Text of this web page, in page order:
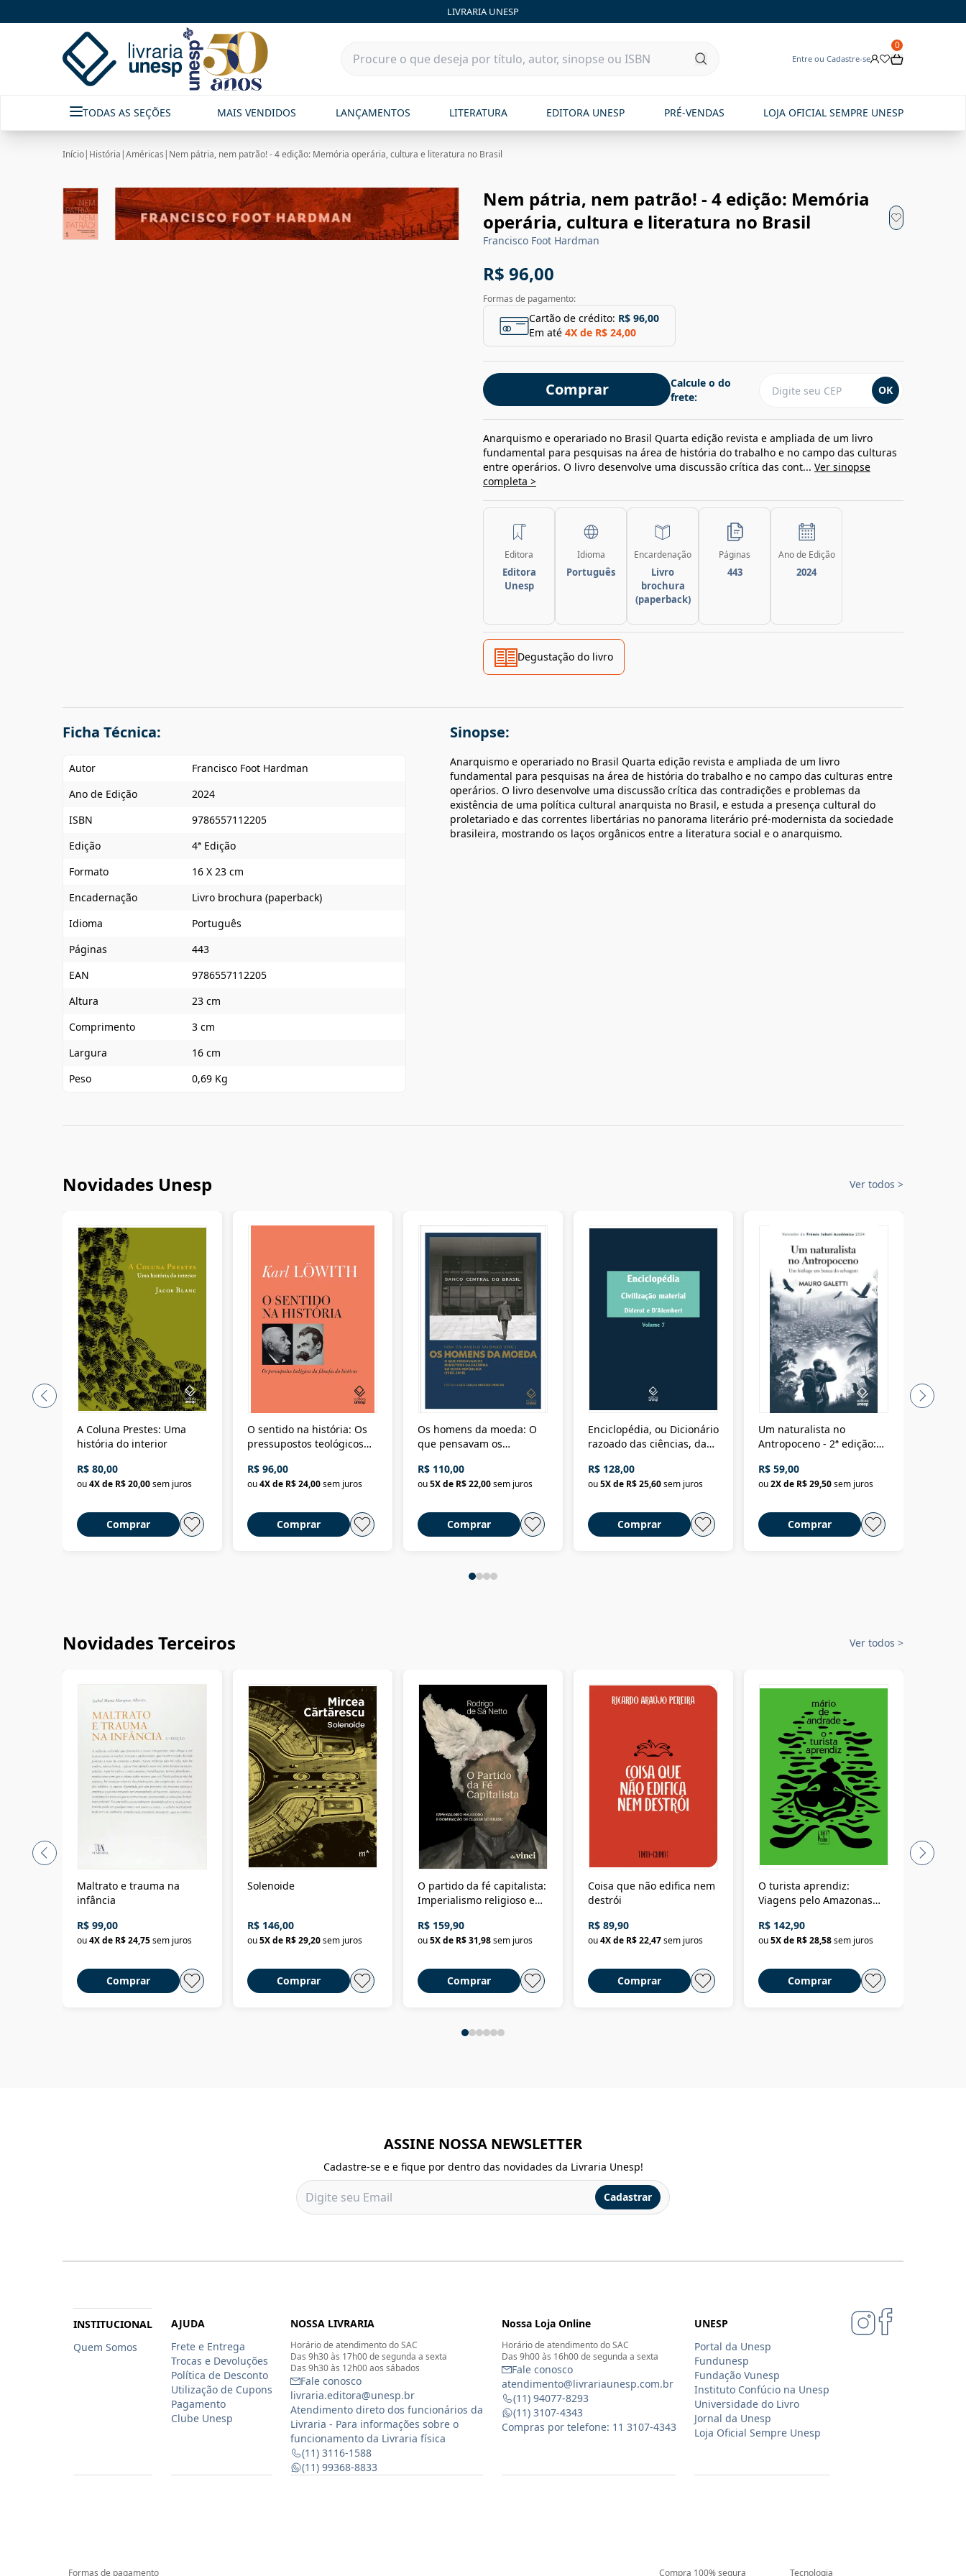
LIVRARIA UNESP
Entre ou Cadastre-se
0
TODAS AS SEÇÕES MAIS VENDIDOS LANÇAMENTOS LITERATURA EDITORA UNESP PRÉ-VENDAS LOJA OFICIAL SEMPRE UNESP
Início| História |Américas | Nem pátria, nem patrão! - 4 edição: Memória operária, cultura e literatura no Brasil
Nem pátria, nem patrão! - 4 edição: Memória
operária, cultura e literatura no Brasil
Francisco Foot Hardman
R$ 96,00
Formas de pagamento:
Cartão de crédito: R$ 96,00
Em até 4X de R$ 24,00
Comprar
Calcule o do
frete:
OK
Anarquismo e operariado no Brasil Quarta edição revista e ampliada de um livro
fundamental para pesquisas na área de história do trabalho e no campo das culturas
entre operários. O livro desenvolve uma discussão crítica das cont... Ver sinopse
completa >
Editora
Editora
Unesp
Idioma
Português
Encardenação
Livro
brochura
(paperback)
Páginas
443
Ano de Edição
2024
Degustação do livro
Ficha Técnica:
Autor
Francisco Foot Hardman
Ano de Edição
2024
ISBN
9786557112205
Edição
4ª Edição
Formato
16 X 23 cm
Encadernação
Livro brochura (paperback)
Idioma
Português
Páginas
443
EAN
9786557112205
Altura
23 cm
Comprimento
3 cm
Largura
16 cm
Peso
0,69 Kg
Sinopse:
Anarquismo e operariado no Brasil Quarta edição revista e ampliada de um livro
fundamental para pesquisas na área de história do trabalho e no campo das culturas entre
operários. O livro desenvolve uma discussão crítica das contradições e problemas da
existência de uma política cultural anarquista no Brasil, e estuda a presença cultural do
proletariado e das correntes libertárias no panorama literário pré-modernista da sociedade
brasileira, mostrando os laços orgânicos entre a literatura social e o anarquismo.
Novidades Unesp Ver todos >
A Coluna Prestes: Uma
história do interior
R$ 80,00
ou4X de R$ 20,00sem juros
Comprar
O sentido na história: Os
pressupostos teológicos
R$ 96,00
ou4X de R$ 24,00sem juros
Comprar
Os homens da moeda: O
que pensavam os
Nova República (1985-
2018)
R$ 110,00
ou5X de R$ 22,00sem juros
Comprar
Enciclopédia, ou Dicionário
razoado das ciências, das
Civilização material
R$ 128,00
ou5X de R$ 25,60sem juros
Comprar
Um naturalista no
Antropoceno - 2ª edição:
selvagem
R$ 59,00
ou2X de R$ 29,50sem juros
Comprar
Novidades Terceiros Ver todos >
Maltrato e trauma na
infância
R$ 99,00
ou4X de R$ 24,75sem juros
Comprar
Solenoide
R$ 146,00
ou5X de R$ 29,20sem juros
Comprar
O partido da fé capitalista:
Imperialismo religioso e
Brasil
R$ 159,90
ou5X de R$ 31,98sem juros
Comprar
Coisa que não edifica nem
destrói
R$ 89,90
ou4X de R$ 22,47sem juros
Comprar
O turista aprendiz:
Viagens pelo Amazonas
até a Bolívia e por Marajó
até dizer chega
R$ 142,90
ou5X de R$ 28,58sem juros
Comprar
ASSINE NOSSA NEWSLETTER
Cadastre-se e e fique por dentro das novidades da Livraria Unesp!
Cadastrar
INSTITUCIONAL
Quem Somos
AJUDA
Frete e Entrega
Trocas e Devoluções
Política de Desconto
Utilização de Cupons
Pagamento
Clube Unesp
NOSSA LIVRARIA
Horário de atendimento do SAC
Das 9h30 às 17h00 de segunda a sexta
Das 9h30 às 12h00 aos sábados
Fale conosco
livraria.editora@unesp.br
Atendimento direto dos funcionários da
Livraria - Para informações sobre o
funcionamento da Livraria física
(11) 3116-1588
(11) 99368-8833
Nossa Loja Online
Horário de atendimento do SAC
Das 9h00 às 16h00 de segunda a sexta
Fale conosco
atendimento@livrariaunesp.com.br
(11) 94077-8293
(11) 3107-4343
Compras por telefone: 11 3107-4343
UNESP
Portal da Unesp
Fundunesp
Fundação Vunesp
Instituto Confúcio na Unesp
Universidade do Livro
Jornal da Unesp
Loja Oficial Sempre Unesp
Formas de pagamento Compra 100% segura Tecnologia